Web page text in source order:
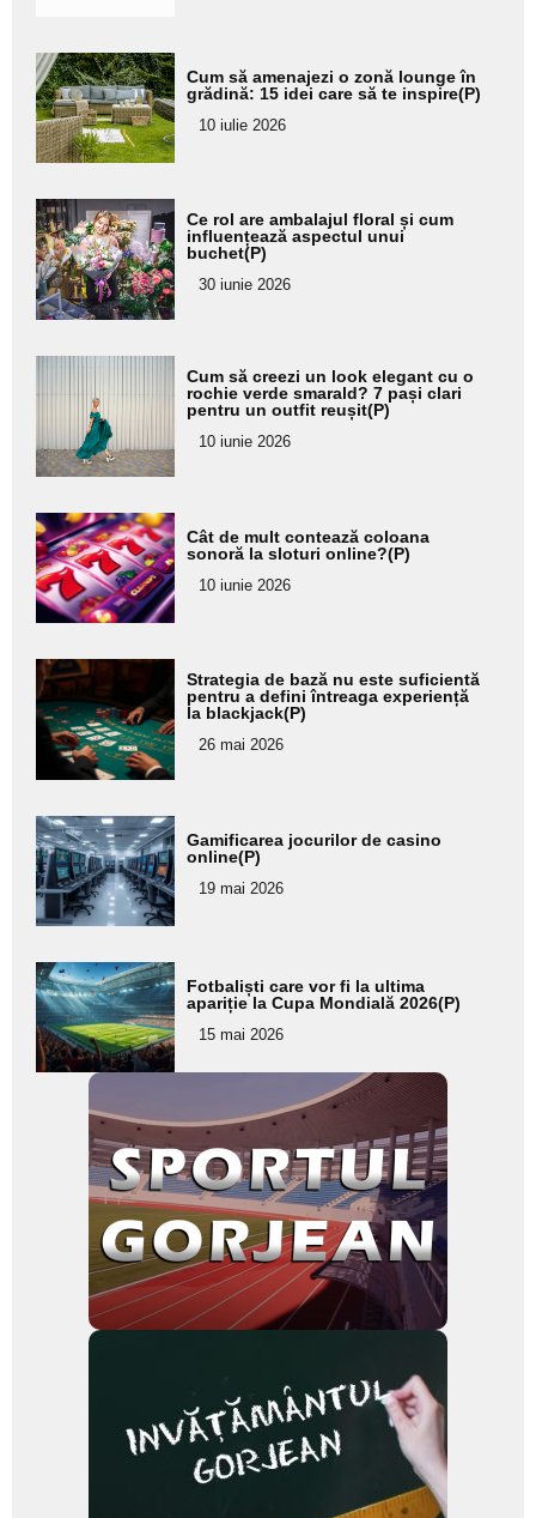
Adaugă
aici textul
pentru
subtitlu
Cum să amenajezi o zonă lounge în
grădină: 15 idei care să te inspire(P)
10 iulie 2026
Adaugă
aici textul
pentru
subtitlu
Ce rol are ambalajul floral și cum
influențează aspectul unui
buchet(P)
30 iunie 2026
Adaugă
aici textul
pentru
subtitlu
Cum să creezi un look elegant cu o
rochie verde smarald? 7 pași clari
pentru un outfit reușit(P)
10 iunie 2026
Adaugă
aici textul
pentru
subtitlu
Cât de mult contează coloana
sonoră la sloturi online?(P)
10 iunie 2026
Adaugă
aici textul
pentru
subtitlu
Strategia de bază nu este suficientă
pentru a defini întreaga experiență
la blackjack(P)
26 mai 2026
Adaugă
aici textul
pentru
subtitlu
Gamificarea jocurilor de casino
online(P)
19 mai 2026
Adaugă
aici textul
pentru
subtitlu
Fotbaliști care vor fi la ultima
apariție la Cupa Mondială 2026(P)
15 mai 2026